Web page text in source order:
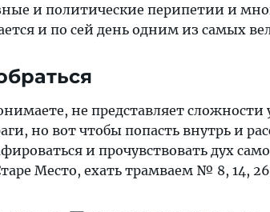
и политические перипетии и
и по сей день одним из самых
не представляет
но вот чтобы попасть внутрь и
и прочувствовать дух
Место, ехать трамваем № 8, 14,